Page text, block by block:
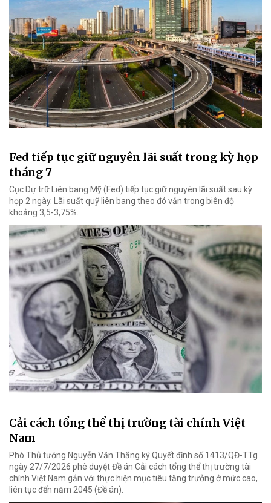
Fed tiếp tục giữ nguyên lãi suất trong kỳ họp
tháng 7
Cục Dự trữ Liên bang Mỹ (Fed) tiếp tục giữ nguyên lãi suất sau kỳ
họp 2 ngày. Lãi suất quỹ liên bang theo đó vẫn trong biên độ
khoảng 3,5-3,75%.
Cải cách tổng thể thị trường tài chính Việt
Nam
Phó Thủ tướng Nguyễn Văn Thắng ký Quyết định số 1413/QĐ-TTg
ngày 27/7/2026 phê duyệt Đề án Cải cách tổng thể thị trường tài
chính Việt Nam gắn với thực hiện mục tiêu tăng trưởng ở mức cao,
liên tục đến năm 2045 (Đề án).